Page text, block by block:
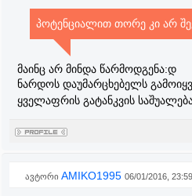
პოტენციალით თორე კი არ
მაინც არ მინდა წარმოდგენა:დ
ნარდოს დაუმარცხებელს
ყველაფრის გატანკვის
ავტორი AMIKO1995 06/01/2016,